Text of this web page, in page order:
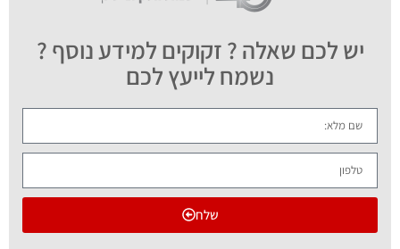
יש לכם שאלה ? זקוקים למידע נוסף ?
נשמח לייעץ לכם
שלח